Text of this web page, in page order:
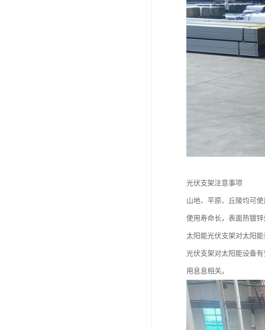
光伏支架注意事项
山地、平原、丘陵均可
使用寿命长，表面热镀
太阳能光伏支架对太阳
光伏支架对太阳能设备
用息息相关。